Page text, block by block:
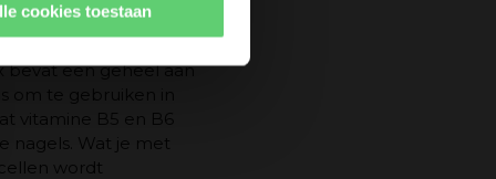
cookies toestaan
bevat een geheel aan
vitamine B5 en B6
nagels. Wat je met
wordt